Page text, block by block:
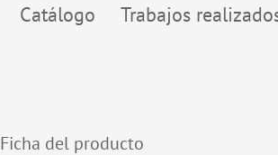
Catálogo Trabajos
Ficha del producto